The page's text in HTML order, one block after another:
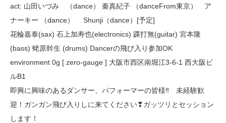
act: 山田いづみ （dance） 秦真紀子 （danceFrom東京） ア
ナーキー （dance） Shunji（dance）[予定]
花輪嘉泰(sax) 石上加寿也(electronics) 踝打無(guitar) 宮本隆
(bass) 蛯原幹生 (drums) Dancerの飛び入り参加OK
environment 0g [ zero-gauge ] 大阪市西区南堀江3-6-1 西大阪ビ
ルB1
即興に興味のあるダンサー、パフォーマーの皆様‼ 未経験歓
迎！ガンガン飛び入りしに来てください❣ガッツリとセッション
します！